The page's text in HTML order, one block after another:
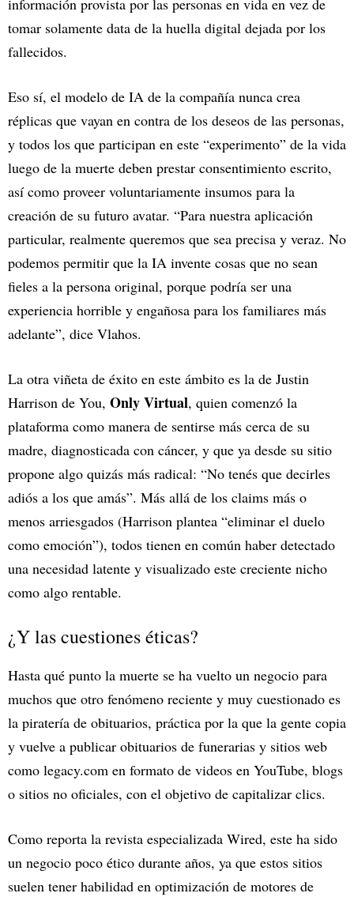
información provista por las personas en vida en vez de
tomar solamente data de la huella digital dejada por los
fallecidos.
Eso sí, el modelo de IA de la compañía nunca crea
réplicas que vayan en contra de los deseos de las personas,
y todos los que participan en este “experimento” de la vida
luego de la muerte deben prestar consentimiento escrito,
así como proveer voluntariamente insumos para la
creación de su futuro avatar. “Para nuestra aplicación
particular, realmente queremos que sea precisa y veraz. No
podemos permitir que la IA invente cosas que no sean
fieles a la persona original, porque podría ser una
experiencia horrible y engañosa para los familiares más
adelante”, dice Vlahos.
La otra viñeta de éxito en este ámbito es la de Justin
Harrison de You, Only Virtual, quien comenzó la
plataforma como manera de sentirse más cerca de su
madre, diagnosticada con cáncer, y que ya desde su sitio
propone algo quizás más radical: “No tenés que decirles
adiós a los que amás”. Más allá de los claims más o
menos arriesgados (Harrison plantea “eliminar el duelo
como emoción”), todos tienen en común haber detectado
una necesidad latente y visualizado este creciente nicho
como algo rentable.
¿Y las cuestiones éticas?
Hasta qué punto la muerte se ha vuelto un negocio para
muchos que otro fenómeno reciente y muy cuestionado es
la piratería de obituarios, práctica por la que la gente copia
y vuelve a publicar obituarios de funerarias y sitios web
como legacy.com en formato de videos en YouTube, blogs
o sitios no oficiales, con el objetivo de capitalizar clics.
Como reporta la revista especializada Wired, este ha sido
un negocio poco ético durante años, ya que estos sitios
suelen tener habilidad en optimización de motores de